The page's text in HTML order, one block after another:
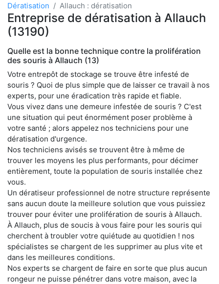
Dératisation Allauch : dératisation
Entreprise de dératisation à Allauch
(13190)
Quelle est la bonne technique contre la prolifération
des souris à Allauch (13)
Votre entrepôt de stockage se trouve être infesté de
souris ? Quoi de plus simple que de laisser ce travail à nos
experts, pour une éradication très rapide et fiable.
Vous vivez dans une demeure infestée de souris ? C'est
une situation qui peut énormément poser problème à
votre santé ; alors appelez nos techniciens pour une
dératisation d'urgence.
Nos techniciens avisés se trouvent être à même de
trouver les moyens les plus performants, pour décimer
entièrement, toute la population de souris installée chez
vous.
Un dératiseur professionnel de notre structure représente
sans aucun doute la meilleure solution que vous puissiez
trouver pour éviter une prolifération de souris à Allauch.
À Allauch, plus de soucis à vous faire pour les souris qui
cherchent à troubler votre quiétude au quotidien ! nos
spécialistes se chargent de les supprimer au plus vite et
dans les meilleures conditions.
Nos experts se chargent de faire en sorte que plus aucun
rongeur ne puisse pénétrer dans votre maison, avec la